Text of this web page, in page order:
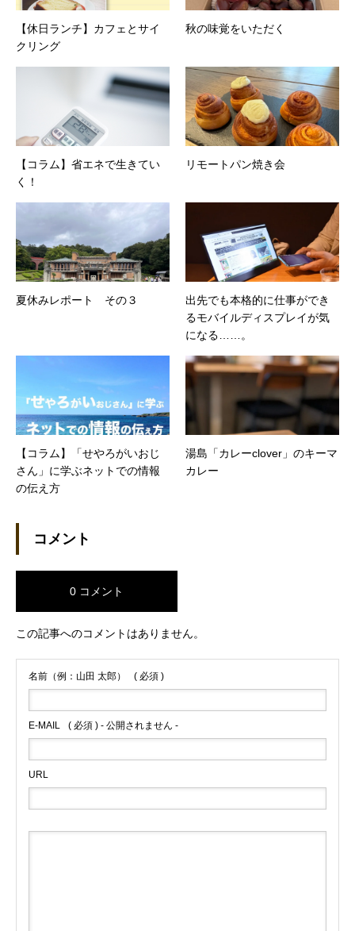
【休日ランチ】カフェとサイ
クリング
秋の味覚をいただく
【コラム】省エネで生きてい
く！
リモートパン焼き会
夏休みレポート その３
出先でも本格的に仕事ができ
るモバイルディスプレイが気
になる……。
【コラム】「せやろがいおじ
さん」に学ぶネットでの情報
の伝え方
湯島「カレーclover」のキーマ
カレー
コメント
0 コメント
この記事へのコメントはありません。
名前（例：山田 太郎） ( 必須 )
E-MAIL ( 必須 ) - 公開されません -
URL